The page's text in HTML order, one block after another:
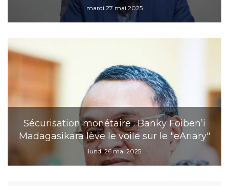
mardi 27 mai 2025
Sécurisation monétaire : Banky Foiben’i
Madagasikara lève le voile sur le "eAriary"
lundi 26 mai 2025